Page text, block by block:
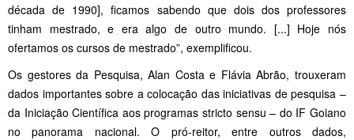
década de 1990], ficamos sabendo que dois dos professores
tinham mestrado, e era algo de outro mundo. [...] Hoje nós
ofertamos os cursos de mestrado”, exemplificou.
Os gestores da Pesquisa, Alan Costa e Flávia Abrão, trouxeram
dados importantes sobre a colocação das iniciativas de pesquisa –
da Iniciação Científica aos programas stricto sensu – do IF Goiano
no panorama nacional. O pró-reitor, entre outros dados,